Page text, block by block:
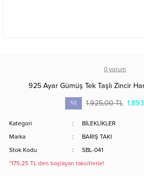
0 yorum
925 Ayar Gümüş Tek Taşlı Zincir
%2 1.925,00 TL
Kategori
BİLEKLİKLER
Marka
BARIŞ TAKI
Stok Kodu
SBL-041
*175,25 TL den başlayan taksitlerle!